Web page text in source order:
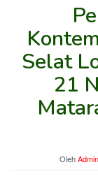
Selat
21
Oleh